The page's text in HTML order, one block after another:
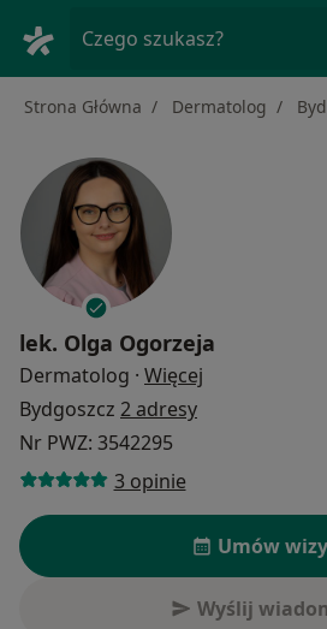
Czego szukasz?
Strona Główna Dermatolog
lek. Olga Ogorzeja
Dermatolog · Więcej
Bydgoszcz 2 adresy
Nr PWZ: 3542295
3 opinie
Umów
Wyślij